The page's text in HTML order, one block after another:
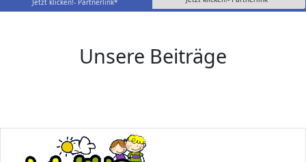
Jetzt klicken!- Partnerlink*
Unsere Beiträge